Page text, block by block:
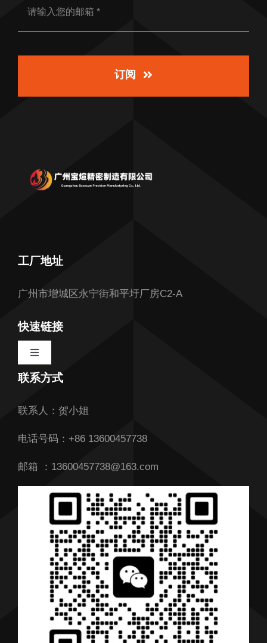
订阅
工厂地址
广州市增城区永宁街和平圩厂房C2-A
快速链接
Toggle
Navigation
首页
我们的服务
行业解决方案
行业新闻
联系我们
联系方式
联系人：贺小姐
电话号码：+86 13600457738
邮箱 ：13600457738@163.com